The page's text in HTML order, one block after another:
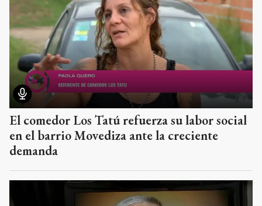
El comedor Los Tatú refuerza su labor social
en el barrio Movediza ante la creciente
demanda